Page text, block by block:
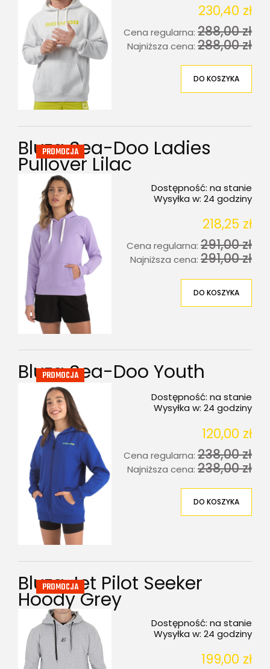
230,40 zł
Cena regularna: 288,00 zł
Najniższa cena: 288,00 zł
DO KOSZYKA
Bluza Sea-Doo Ladies
Pullover Lilac
Dostępność: na stanie
Wysyłka w: 24 godziny
218,25 zł
Cena regularna: 291,00 zł
Najniższa cena: 291,00 zł
DO KOSZYKA
PROMOCJA
Bluza Sea-Doo Youth
Dostępność: na stanie
Wysyłka w: 24 godziny
120,00 zł
Cena regularna: 238,00 zł
Najniższa cena: 238,00 zł
DO KOSZYKA
PROMOCJA
Bluza Jet Pilot Seeker
Hoody Grey
Dostępność: na stanie
Wysyłka w: 24 godziny
199,00 zł
PROMOCJA